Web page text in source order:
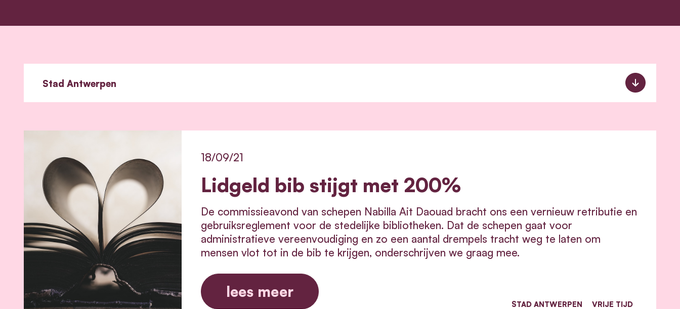
Lidgeld bib stijgt met 200%
18/09/21
De commissieavond van schepen Nabilla Ait Daouad bracht ons een vernieuw retributie en
gebruiksreglement voor de stedelijke bibliotheken. Dat de schepen gaat voor
administratieve vereenvoudiging en zo een aantal drempels tracht weg te laten om
mensen vlot tot in de bib te krijgen, onderschrijven we graag mee.
lees meer
STAD ANTWERPEN VRIJE TIJD